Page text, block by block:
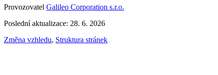
Provozovatel Galileo Corporation s.r.o.
Poslední aktualizace: 28. 6. 2026
Změna vzhledu, Struktura stránek